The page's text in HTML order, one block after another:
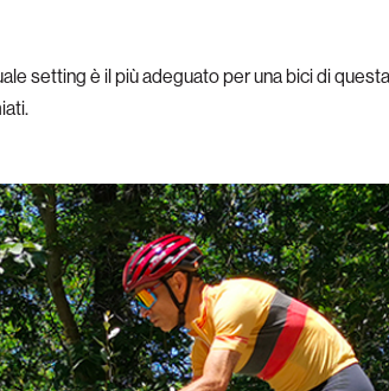
setting è il più adeguato per una bici di